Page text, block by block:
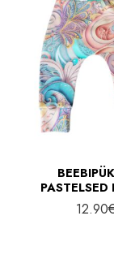
PASTELSED
12.90